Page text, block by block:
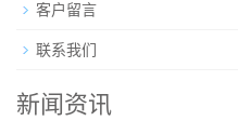
客户留言
联系我们
新闻资讯